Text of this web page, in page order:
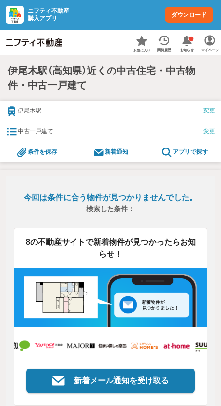
ニフティ不動産
購入アプリ
ダウンロード
お気に入り 閲覧履歴 お知らせ マイページ
伊尾木駅（高知県）近くの中古住宅・中古物
件・中古一戸建て
伊尾木駅 変更
中古一戸建て 変更
条件を保存 新着通知 アプリで探す
今回は条件に合う物件が見つかりませんでした。
検索した条件：
8の不動産サイトで新着物件が見つかったらお知
らせ！
新着メール通知を受け取る